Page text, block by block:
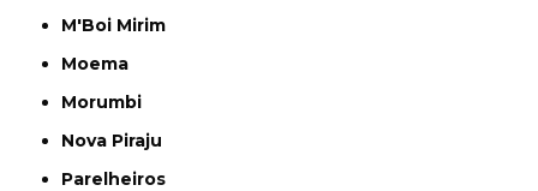
M'Boi Mirim
Moema
Morumbi
Nova Piraju
Parelheiros